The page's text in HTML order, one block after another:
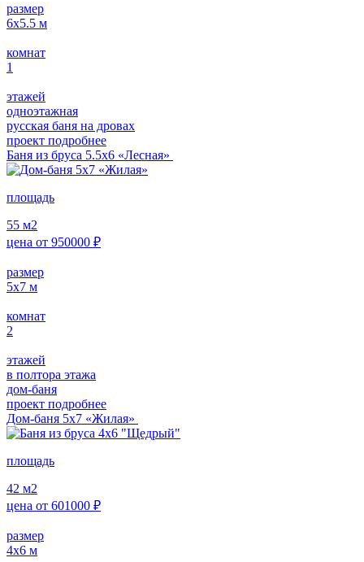
размер
6х5.5 м
комнат
1
этажей
одноэтажная
русская баня на дровах
проект подробнее
Баня из бруса 5.5х6 «Лесная»
площадь
55 м2
цена от 950000 ₽
размер
5х7 м
комнат
2
этажей
в полтора этажа
дом-баня
проект подробнее
Дом-баня 5x7 «Жилая»
площадь
42 м2
цена от 601000 ₽
размер
4x6 м